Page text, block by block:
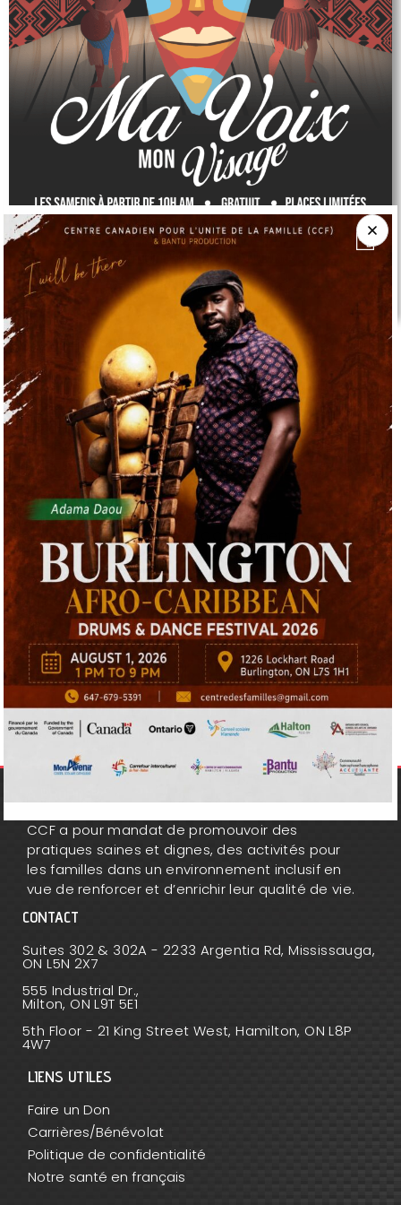
L’initiative »Ma Voix, Mon Visage » est un programme de
comédie musicale qui vise à accroître les compétences
des jeunes adolescents (12 à 17 ans) à communiquer en
français par l’expression vocale et corporelle en utilisant
les chansons des artistes francophones. L’initiative
regroupera des jeunes adolescents francophones et
représentatifs de la diversité culturelle des régions de
Peel et de Halton.
Ce nouveau programme du CCF permettra également
aux participants de découvrir et de se familiariser avec
les différentes notions et techniques dans les
domaines suivants: théâtre, chant, musique, danse
traditionnelle africaine, Jeux de rôle devant la
caméra, etc.
INSCRIVEZ-VOUS ET VOTRE FAMILLE
CCF a pour mandat de promouvoir des
pratiques saines et dignes, des activités pour
les familles dans un environnement inclusif en
vue de renforcer et d’enrichir leur qualité de vie.
CONTACT
Suites 302 & 302A - 2233 Argentia Rd, Mississauga,
ON L5N 2X7
555 Industrial Dr.,
Milton, ON L9T 5E1
5th Floor - 21 King Street West, Hamilton, ON L8P
4W7
LIENS UTILES
Faire un Don
Carrières/Bénévolat
Politique de confidentialité
Notre santé en français